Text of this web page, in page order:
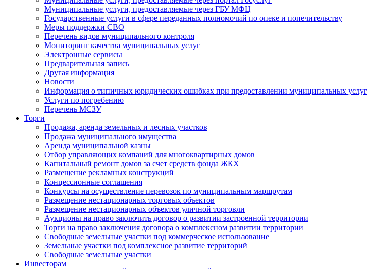
Муниципальные услуги, предоставляемые через ГБУ МФЦ
Государственные услуги в сфере переданных полномочий по опеке и попечительству
Меры поддержки СВО
Перечень видов муниципального контроля
Мониторинг качества муниципальных услуг
Электронные сервисы
Предварительная запись
Другая информация
Новости
Информация о типичных юридических ошибках при предоставлении муниципальных услуг
Услуги по погребению
Перечень МСЗУ
Торги
Продажа, аренда земельных и лесных участков
Продажа муниципального имущества
Аренда муниципальной казны
Отбор управляющих компаний для многоквартирных домов
Капитальный ремонт домов за счет средств фонда ЖКХ
Размещение рекламных конструкций
Концессионные соглашения
Конкурсы на осуществление перевозок по муниципальным маршрутам
Размещение нестационарных торговых объектов
Размещение нестационарных объектов уличной торговли
Аукционы на право заключить договор о развитии застроенной территории
Торги на право заключения договора о комплексном развитии территории
Свободные земельные участки под коммерческое использование
Земельные участки под комплексное развитие территорий
Свободные земельные участки
Инвесторам